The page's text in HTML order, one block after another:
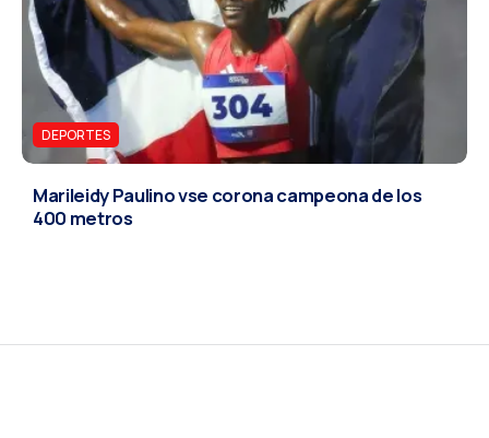
DEPORTES
Marileidy Paulino vse corona campeona de los
400 metros